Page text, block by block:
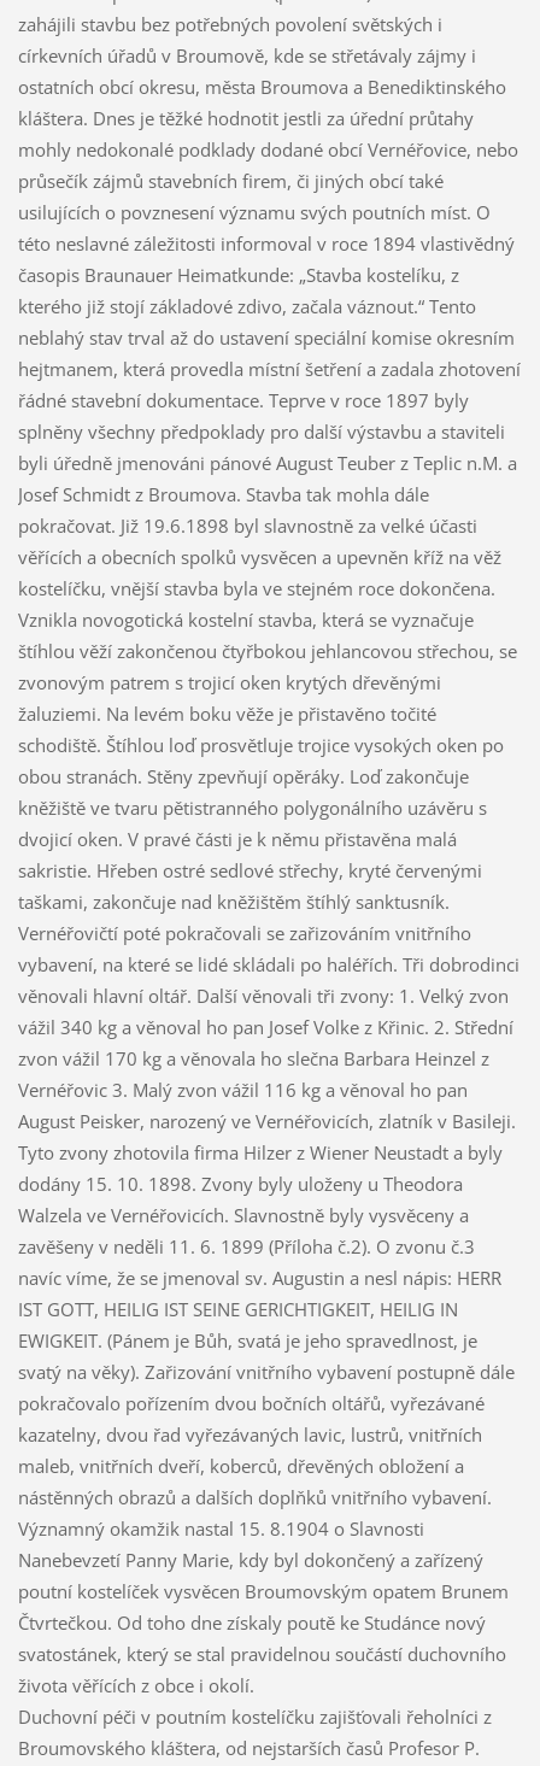
zahájili stavbu bez potřebných povolení světských i
církevních úřadů v Broumově, kde se střetávaly zájmy i
ostatních obcí okresu, města Broumova a Benediktinského
kláštera. Dnes je těžké hodnotit jestli za úřední průtahy
mohly nedokonalé podklady dodané obcí Vernéřovice, nebo
průsečík zájmů stavebních firem, či jiných obcí také
usilujících o povznesení významu svých poutních míst. O
této neslavné záležitosti informoval v roce 1894 vlastivědný
časopis Braunauer Heimatkunde: „Stavba kostelíku, z
kterého již stojí základové zdivo, začala váznout.“ Tento
neblahý stav trval až do ustavení speciální komise okresním
hejtmanem, která provedla místní šetření a zadala zhotovení
řádné stavební dokumentace. Teprve v roce 1897 byly
splněny všechny předpoklady pro další výstavbu a staviteli
byli úředně jmenováni pánové August Teuber z Teplic n.M. a
Josef Schmidt z Broumova. Stavba tak mohla dále
pokračovat. Již 19.6.1898 byl slavnostně za velké účasti
věřících a obecních spolků vysvěcen a upevněn kříž na věž
kostelíčku, vnější stavba byla ve stejném roce dokončena.
Vznikla novogotická kostelní stavba, která se vyznačuje
štíhlou věží zakončenou čtyřbokou jehlancovou střechou, se
zvonovým patrem s trojicí oken krytých dřevěnými
žaluziemi. Na levém boku věže je přistavěno točité
schodiště. Štíhlou loď prosvětluje trojice vysokých oken po
obou stranách. Stěny zpevňují opěráky. Loď zakončuje
kněžiště ve tvaru pětistranného polygonálního uzávěru s
dvojicí oken. V pravé části je k němu přistavěna malá
sakristie. Hřeben ostré sedlové střechy, kryté červenými
taškami, zakončuje nad kněžištěm štíhlý sanktusník.
Vernéřovičtí poté pokračovali se zařizováním vnitřního
vybavení, na které se lidé skládali po haléřích. Tři dobrodinci
věnovali hlavní oltář. Další věnovali tři zvony: 1. Velký zvon
vážil 340 kg a věnoval ho pan Josef Volke z Křinic. 2. Střední
zvon vážil 170 kg a věnovala ho slečna Barbara Heinzel z
Vernéřovic 3. Malý zvon vážil 116 kg a věnoval ho pan
August Peisker, narozený ve Vernéřovicích, zlatník v Basileji.
Tyto zvony zhotovila firma Hilzer z Wiener Neustadt a byly
dodány 15. 10. 1898. Zvony byly uloženy u Theodora
Walzela ve Vernéřovicích. Slavnostně byly vysvěceny a
zavěšeny v neděli 11. 6. 1899 (Příloha č.2). O zvonu č.3
navíc víme, že se jmenoval sv. Augustin a nesl nápis: HERR
IST GOTT, HEILIG IST SEINE GERICHTIGKEIT, HEILIG IN
EWIGKEIT. (Pánem je Bůh, svatá je jeho spravedlnost, je
svatý na věky). Zařizování vnitřního vybavení postupně dále
pokračovalo pořízením dvou bočních oltářů, vyřezávané
kazatelny, dvou řad vyřezávaných lavic, lustrů, vnitřních
maleb, vnitřních dveří, koberců, dřevěných obložení a
nástěnných obrazů a dalších doplňků vnitřního vybavení.
Významný okamžik nastal 15. 8.1904 o Slavnosti
Nanebevzetí Panny Marie, kdy byl dokončený a zařízený
poutní kostelíček vysvěcen Broumovským opatem Brunem
Čtvrtečkou. Od toho dne získaly poutě ke Studánce nový
svatostánek, který se stal pravidelnou součástí duchovního
života věřících z obce i okolí.
Duchovní péči v poutním kostelíčku zajišťovali řeholníci z
Broumovského kláštera, od nejstarších časů Profesor P.